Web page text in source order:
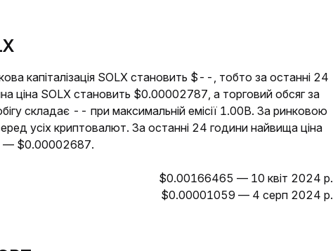
капіталізація SOLX становить $--, тобто за останні 24
ціна SOLX становить $0.00002787, а торговий обсяг за
складає -- при максимальній емісії 1.00B. За ринковою
усіх криптовалют. За останні 24 години найвища ціна
— $0.00002687.
$0.00166465 — 10 квіт 2024 р.
$0.00001059 — 4 серп 2024 р.